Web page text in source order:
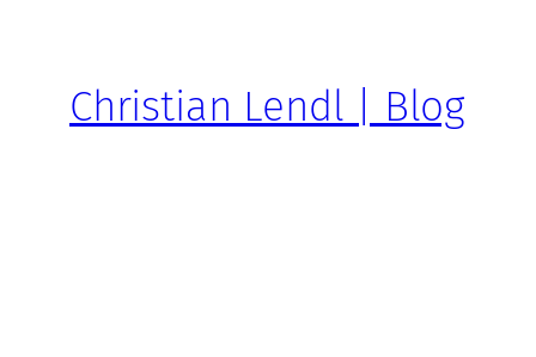
Christian Lendl | Blog